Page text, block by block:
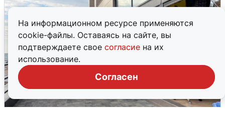
На информационном ресурсе применяются
cookie-файлы. Оставаясь на сайте, вы
подтверждаете свое согласие на их
использование.
Согласен